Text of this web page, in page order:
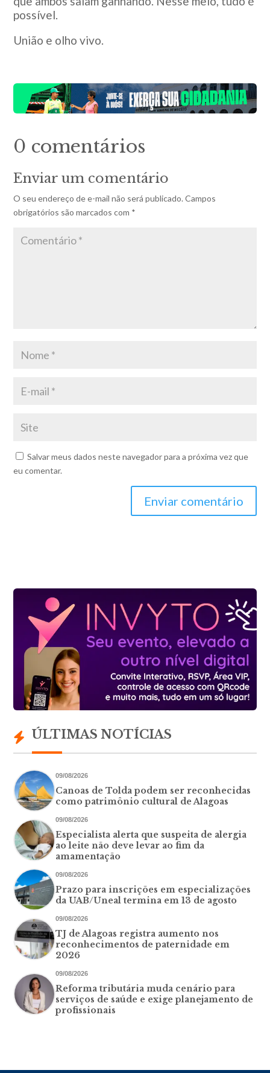
possível.
União e olho vivo.
0 comentários
Enviar um comentário
O seu endereço de e-mail não será publicado. Campos
obrigatórios são marcados com *
Salvar meus dados neste navegador para a próxima vez que
eu comentar.
Enviar comentário
ÚLTIMAS NOTÍCIAS
09/08/2026
Canoas de Tolda podem ser reconhecidas
como patrimônio cultural de Alagoas
09/08/2026
Especialista alerta que suspeita de alergia
ao leite não deve levar ao fim da
amamentação
09/08/2026
Prazo para inscrições em especializações
da UAB/Uneal termina em 13 de agosto
09/08/2026
TJ de Alagoas registra aumento nos
reconhecimentos de paternidade em
2026
09/08/2026
Reforma tributária muda cenário para
serviços de saúde e exige planejamento de
profissionais